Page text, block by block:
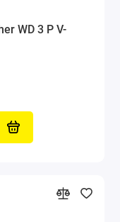
WD 3 P V-